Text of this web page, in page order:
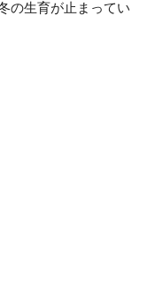
の生育が止まってい